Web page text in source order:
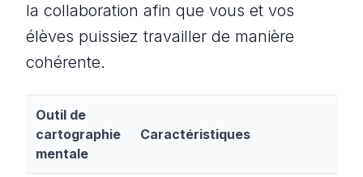
la collaboration afin que vous et vos
élèves puissiez travailler de manière
cohérente.
Outil de
cartographie
mentale
Caractéristiques